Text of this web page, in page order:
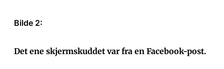
Bilde 2:
Det ene skjermskuddet var fra en Facebook-post.